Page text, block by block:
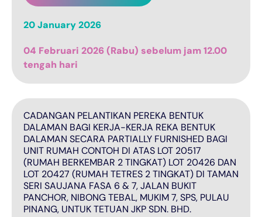
20 January 2026
04 Februari 2026 (Rabu) sebelum jam 12.00
tengah hari
CADANGAN PELANTIKAN PEREKA BENTUK
DALAMAN BAGI KERJA-KERJA REKA BENTUK
DALAMAN SECARA PARTIALLY FURNISHED BAGI
UNIT RUMAH CONTOH DI ATAS LOT 20517
(RUMAH BERKEMBAR 2 TINGKAT) LOT 20426 DAN
LOT 20427 (RUMAH TETRES 2 TINGKAT) DI TAMAN
SERI SAUJANA FASA 6 & 7, JALAN BUKIT
PANCHOR, NIBONG TEBAL, MUKIM 7, SPS, PULAU
PINANG, UNTUK TETUAN JKP SDN. BHD.